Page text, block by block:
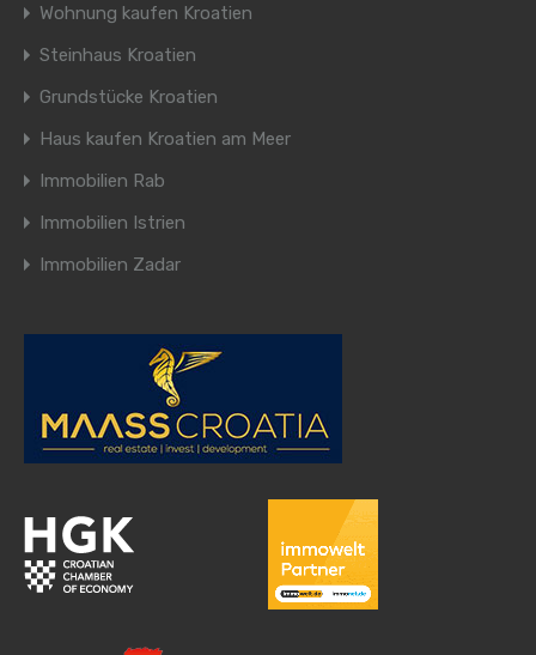
Wohnung kaufen Kroatien
Steinhaus Kroatien
Grundstücke Kroatien
Haus kaufen Kroatien am Meer
Immobilien Rab
Immobilien Istrien
Immobilien Zadar